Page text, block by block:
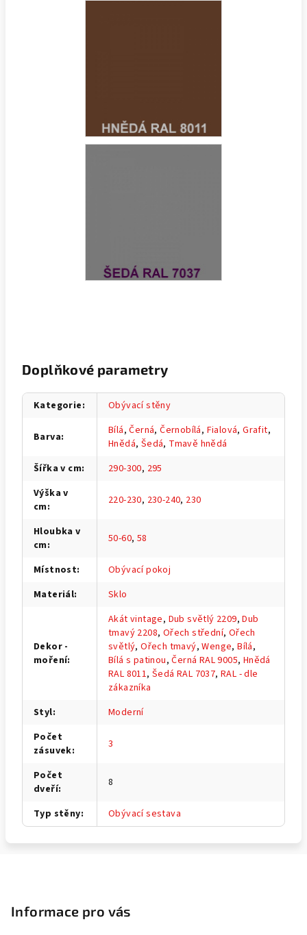
Doplňkové parametry
Kategorie: Obývací stěny
Barva: Bílá,Černá,Černobílá, Fialová,Grafit,
Hnědá, Šedá, Tmavě hnědá
Šířka v cm: 290-300, 295
Výška v
cm: 220-230, 230-240, 230
Hloubka v
cm: 50-60, 58
Místnost:
Obývací pokoj
Materiál: Sklo
Dekor -
moření:
Akát vintage, Dub světlý 2209,Dub
tmavý 2208, Ořech střední, Ořech
světlý,Ořech tmavý,Wenge,Bílá,
Bílá s patinou,Černá RAL 9005, Hnědá
RAL 8011,Šedá RAL 7037,RAL - dle
zákazníka
Styl:
Moderní
Počet
zásuvek: 3
Počet
dveří: 8
Typ stěny: Obývací sestava
Informace pro vás